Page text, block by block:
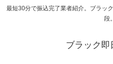
最短30分で振込完了業者紹介。ブラッ
段。
ブラック即